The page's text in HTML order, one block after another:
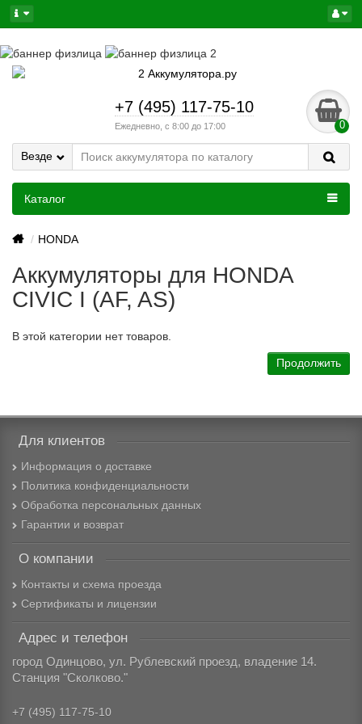
+7 (495) 117-75-10
Ежедневно, с 8:00 до 17:00 0
Везде
Каталог
HONDA
Аккумуляторы для HONDA
CIVIC I (AF, AS)
В этой категории нет товаров.
Продолжить
Для клиентов
Информация о доставке
Политика конфиденциальности
Обработка персональных данных
Гарантии и возврат
О компании
Контакты и схема проезда
Сертификаты и лицензии
Адрес и телефон
город Одинцово, ул. Рублевский проезд, владение 14.
Станция "Сколково."
+7 (495) 117-75-10